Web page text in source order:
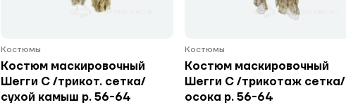
Костюмы
Костюм маскировочный
Шегги С /трикот. сетка/
сухой камыш р. 56-64
Костюмы
Костюм маскировочный
Шегги С /трикотаж сетка/
осока р. 56-64